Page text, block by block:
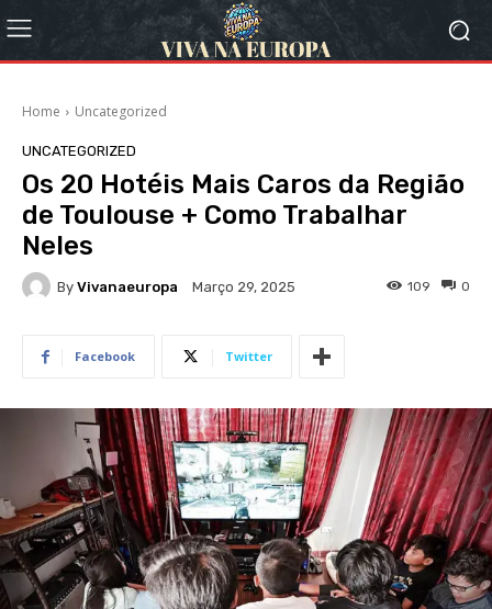
Home Uncategorized
UNCATEGORIZED
Os 20 Hotéis Mais Caros da Região
de Toulouse + Como Trabalhar
Neles
By Vivanaeuropa Março 29, 2025 0
109
Facebook Twitter